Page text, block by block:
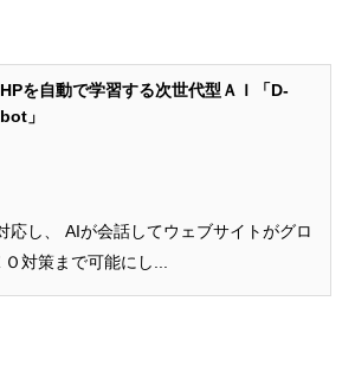
HPを自動で学習する次世代型ＡＩ「D-
bot」
応し、 AIが会話してウェブサイトがグロ
対策まで可能にし...